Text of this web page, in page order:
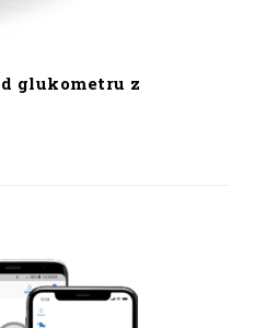
glukometru z